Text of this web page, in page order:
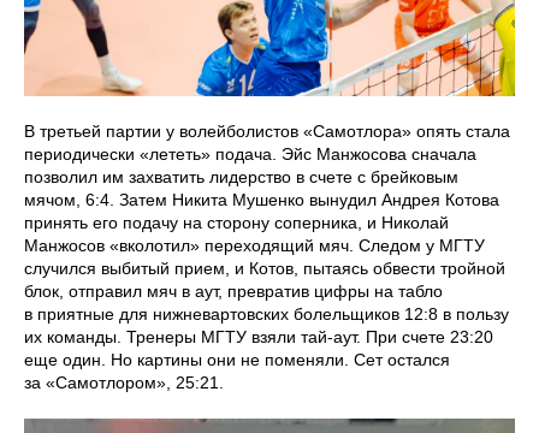
В третьей партии у волейболистов «Самотлора» опять стала
периодически «лететь» подача. Эйс Манжосова сначала
позволил им захватить лидерство в счете с брейковым
мячом, 6:4. Затем Никита Мушенко вынудил Андрея Котова
принять его подачу на сторону соперника, и Николай
Манжосов «вколотил» переходящий мяч. Следом у МГТУ
случился выбитый прием, и Котов, пытаясь обвести тройной
блок, отправил мяч в аут, превратив цифры на табло
в приятные для нижневартовских болельщиков 12:8 в пользу
их команды. Тренеры МГТУ взяли тай-аут. При счете 23:20
еще один. Но картины они не поменяли. Сет остался
за «Самотлором», 25:21.